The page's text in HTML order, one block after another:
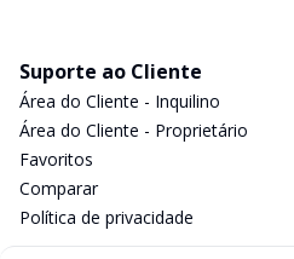
Suporte ao Cliente
Área do Cliente - Inquilino
Área do Cliente - Proprietário
Favoritos
Comparar
Política de privacidade